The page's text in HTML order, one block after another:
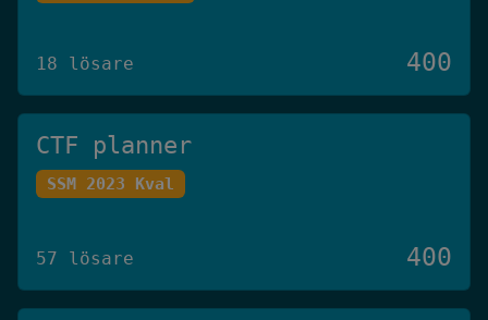
18 lösare 400
CTF planner
SSM 2023 Kval
57 lösare 400